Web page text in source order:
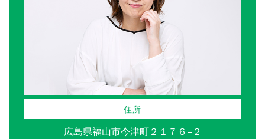
住所
広島県福山市今津町２１７６−２